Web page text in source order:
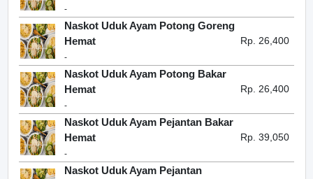
-
Naskot Uduk Ayam Potong Goreng
Hemat
-
Rp. 26,400
Naskot Uduk Ayam Potong Bakar
Hemat
-
Rp. 26,400
Naskot Uduk Ayam Pejantan Bakar
Hemat
-
Rp. 39,050
Naskot Uduk Ayam Pejantan